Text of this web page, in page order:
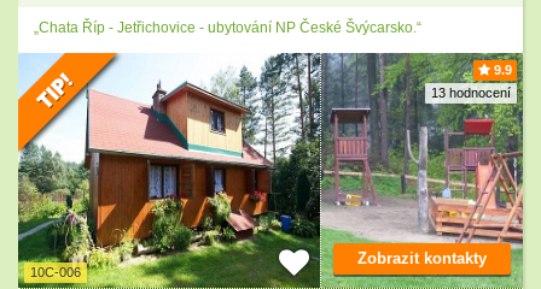
„Chata Říp - Jetřichovice - ubytování NP České Švýcarsko.“
9.9
13 hodnocení
10C-006
Zobrazit kontakty